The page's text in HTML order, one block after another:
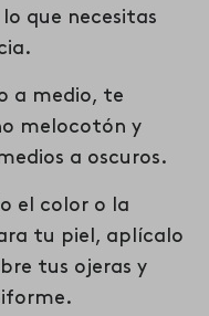
que necesitas
a medio, te
melocotón y
a oscuros.
el color o la
tu piel, aplícalo
tus ojeras y